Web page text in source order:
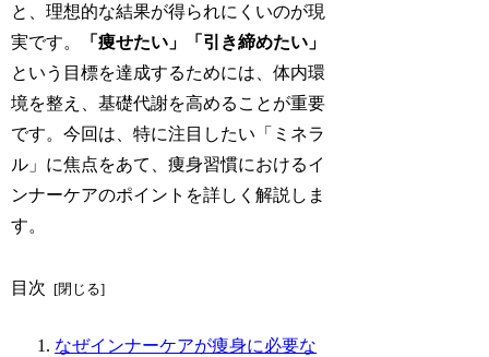
と、理想的な結果が得られにくいのが現
実です。
「痩せたい」「引き締めたい」
という目標を達成するためには、体内環
境を整え、基礎代謝を高めることが重要
です。今回は、特に注目したい「ミネラ
ル」に焦点をあて、痩身習慣におけるイ
ンナーケアのポイントを詳しく解説しま
す。
目次
なぜインナーケアが痩身に必要な